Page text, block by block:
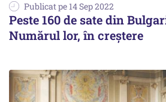
Publicat pe 14 Sep 2022
Peste 160 de sate din
Numărul lor, în creștere